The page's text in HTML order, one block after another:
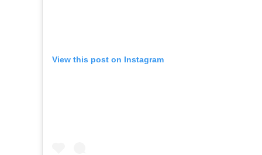
View this post on Instagram